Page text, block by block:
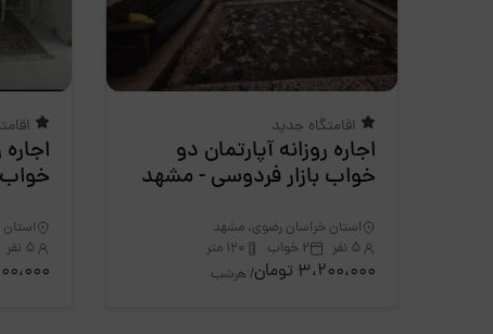
اقامتگاه جدید
اجاره روزانه آپارتمان دو
خواب بازار فردوسی - مشهد
استان خراسان رضوی، مشهد
5 نفر
2 خواب 120 متر
3،200،000 تومان / هرشب
5 نفر
1،100،000